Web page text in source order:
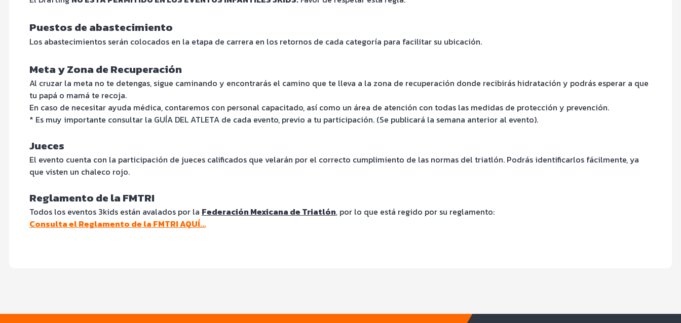
Puestos de abastecimiento
Los abastecimientos serán colocados en la etapa de carrera en los retornos de cada categoría para facilitar su ubicación.
Meta y Zona de Recuperación
Al cruzar la meta no te detengas, sigue caminando y encontrarás el camino que te lleva a la zona de recuperación donde recibirás hidratación y podrás esperar a que
tu papá o mamá te recoja.
En caso de necesitar ayuda médica, contaremos con personal capacitado, así como un área de atención con todas las medidas de protección y prevención.
* Es muy importante consultar la GUÍA DEL ATLETA de cada evento, previo a tu participación. (Se publicará la semana anterior al evento).
Jueces
El evento cuenta con la participación de jueces calificados que velarán por el correcto cumplimiento de las normas del triatlón. Podrás identificarlos fácilmente, ya
que visten un chaleco rojo.
Reglamento de la FMTRI
Todos los eventos 3kids están avalados por la Federación Mexicana de Triatlón, por lo que está regido por su reglamento:
Consulta el Reglamento de la FMTRI AQUÍ…